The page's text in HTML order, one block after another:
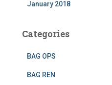
January 2018
Categories
BAG OPS
BAG REN